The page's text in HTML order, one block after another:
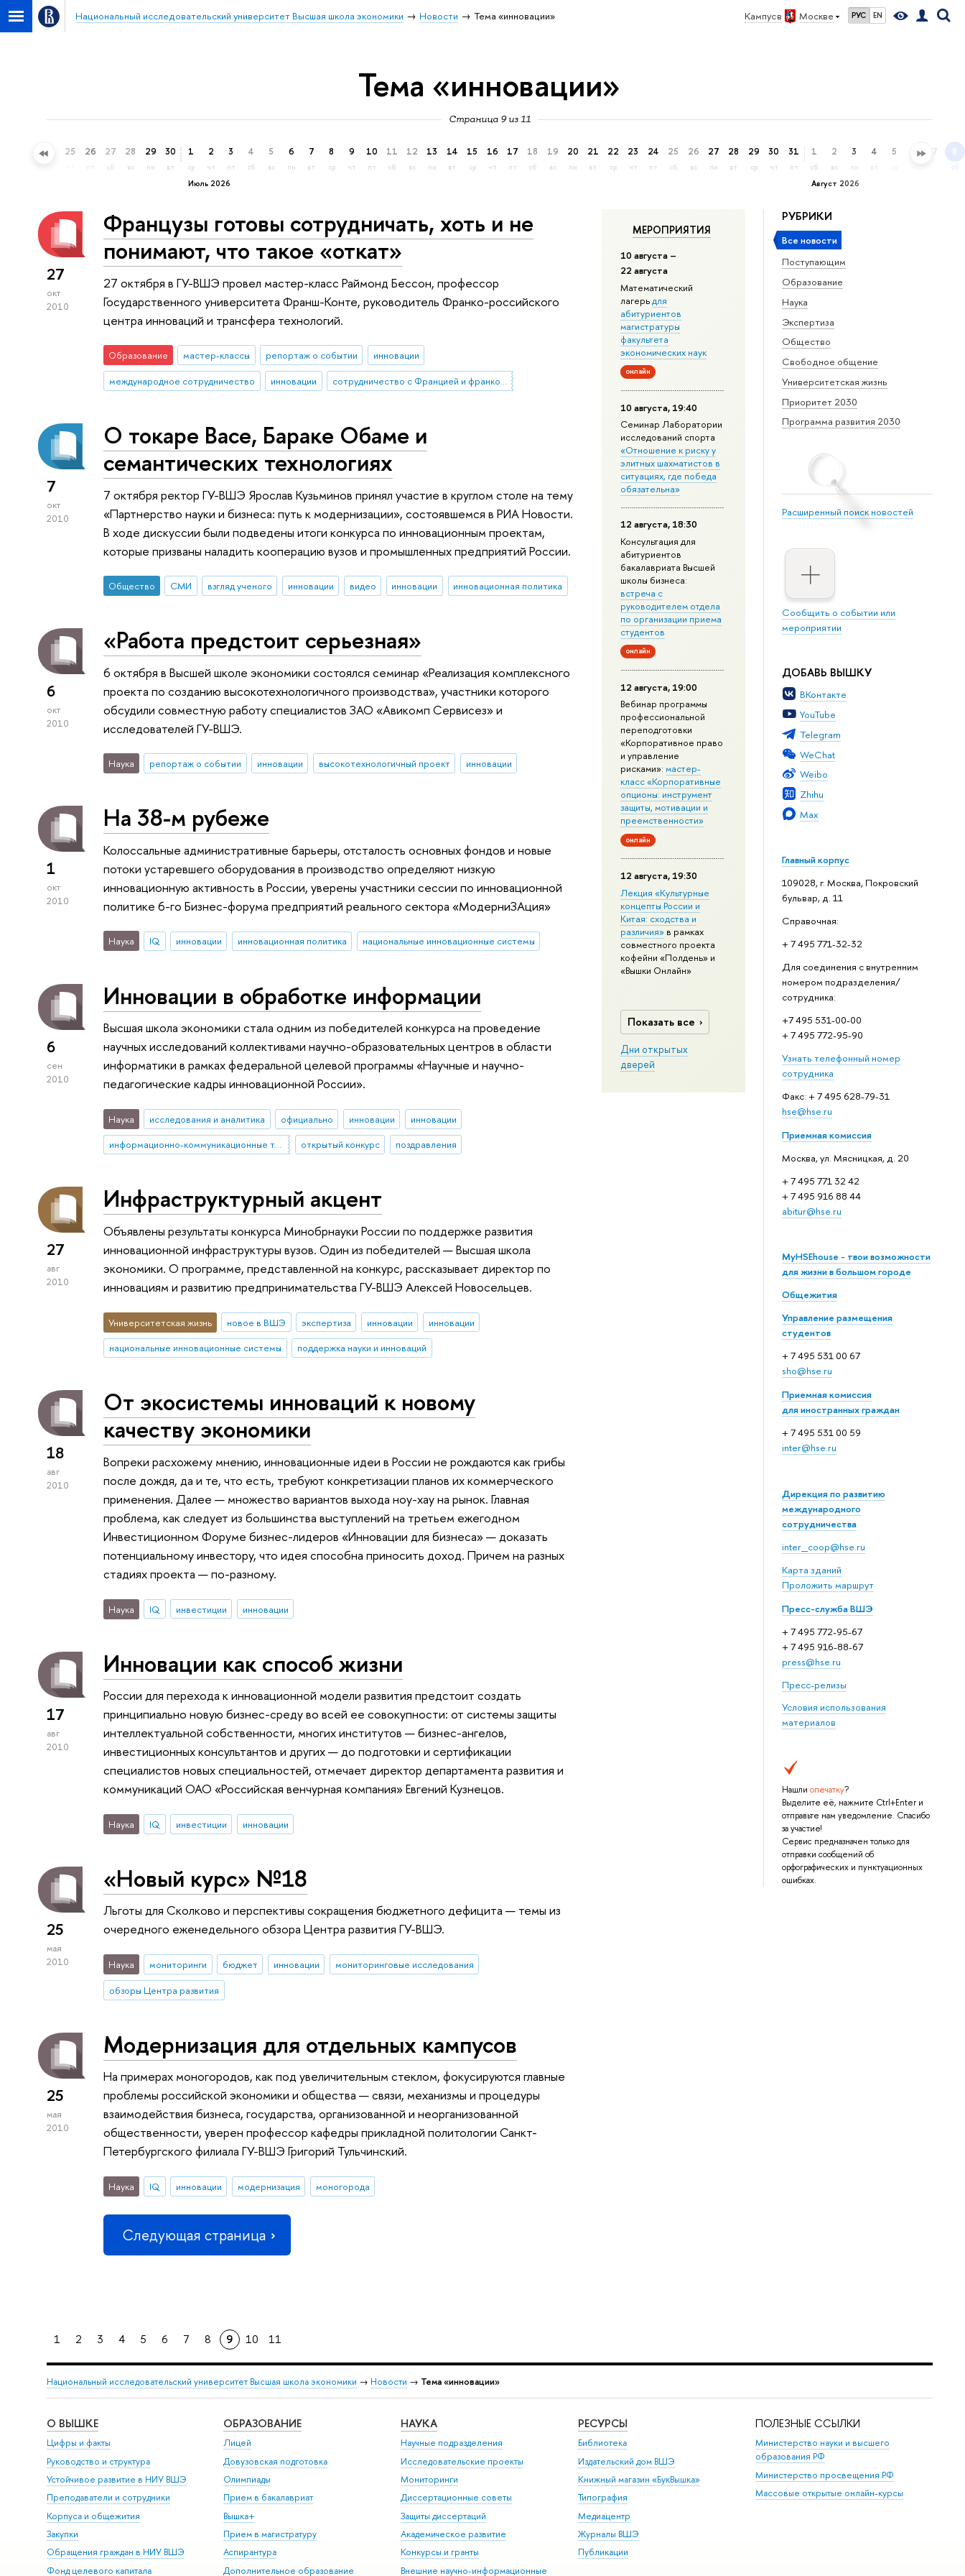
Кампус в Москве РУС EN
Национальный исследовательский университет Высшая школа экономики Новости Тема «инновации»
Тема «инновации»
Страница 9 из 11
24 25 26 27
сб
28
вс
29
пн
30
вт
Июль 2026
1
ср
2
чт
3
пт
4
сб
5
вс
6
пн
7
вт
8
ср
9
чт
10
пт
11
сб
12
вс
13
пн
14
вт
15
ср
16
чт
17
пт
18
сб
19
вс
20
пн
21
вт
22
ср
23
чт
24
пт
25
сб
26
вс
27
пн
28
вт
29
ср
30
чт
31
пт
Август 2026
1
сб
2
вс
3
пн
4 5 6 7 8
сб
РУБРИКИ
Все новости
Поступающим
Образование
Наука
Экспертиза
Общество
Свободное общение
Университетская жизнь
Приоритет 2030
Программа развития 2030
Расширенный поиск новостей
Сообщить о событии или
мероприятии
ДОБАВЬ ВЫШКУ
ВКонтакте
YouTube
Telegram
WeChat
Weibo
Zhihu
Max
Главный корпус
109028, г. Москва, Покровский
бульвар, д. 11
Справочная:
+ 7 495 771-32-32
Для соединения с внутренним
номером подразделения/
сотрудника:
+7 495 531-00-00
+ 7 495 772-95-90
Узнать телефонный номер
сотрудника
Факс: + 7 495 628-79-31
hse@hse.ru
Приемная комиссия
Москва, ул. Мясницкая, д. 20
+ 7 495 771 32 42
+ 7 495 916 88 44
abitur@hse.ru
MyHSEhouse - твои возможности
для жизни в большом городе
Общежития
Управление размещения
студентов
+ 7 495 531 00 67
sho@hse.ru
Приемная комиссия
для иностранных граждан
+ 7 495 531 00 59
inter@hse.ru
Дирекция по развитию
международного
сотрудничества
inter_coop@hse.ru
Карта зданий
Проложить маршрут
Пресс-служба ВШЭ
+ 7 495 772-95-67
+ 7 495 916-88-67
press@hse.ru
Пресс-релизы
Условия использования
материалов
Нашли опечатку?
Выделите её, нажмите Ctrl+Enter и
отправьте нам уведомление. Спасибо
за участие!
Сервис предназначен только для
отправки сообщений об
орфографических и пунктуационных
ошибках.
МЕРОПРИЯТИЯ
10 августа –
22 августа
Математический
лагерьдля
абитуриентов
магистратуры
факультета
экономических наук
онлайн
10 августа, 19:40
Семинар Лаборатории
исследований спорта
«Отношение к риску у
элитных шахматистов в
ситуациях, где победа
обязательна»
12 августа, 18:30
Консультация для
абитуриентов
бакалавриата Высшей
школы бизнеса:
встреча с
руководителем отдела
по организации приема
студентов
онлайн
12 августа, 19:00
Вебинар программы
профессиональной
переподготовки
«Корпоративное право
и управление
рисками»: мастер-
класс «Корпоративные
опционы: инструмент
защиты, мотивации и
преемственности»
онлайн
12 августа, 19:30
Лекция «Культурные
концепты России и
Китая: сходства и
различия»в рамках
совместного проекта
кофейни «Полдень» и
«Вышки Онлайн»
Показать все
Дни открытых
дверей
27
окт
2010
Французы готовы сотрудничать, хоть и не
понимают, что такое «откат»
27 октября в ГУ-ВШЭ провел мастер-класс Раймонд Бессон, профессор
Государственного университета Франш-Конте, руководитель Франко-российского
центра инноваций и трансфера технологий.
Образование мастер-классы репортаж о событии
инновации
международное сотрудничество
инновации сотрудничество с Францией и франкоязычными странами
7
окт
2010
О токаре Васе, Бараке Обаме и
семантических технологиях
7 октября ректор ГУ-ВШЭ Ярослав Кузьминов принял участие в круглом столе на тему
«Партнерство науки и бизнеса: путь к модернизации», состоявшемся в РИА Новости.
В ходе дискуссии были подведены итоги конкурса по инновационным проектам,
которые призваны наладить кооперацию вузов и промышленных предприятий России.
Общество СМИ взгляд ученого инновации видео инновации инновационная политика
6
окт
2010
«Работа предстоит серьезная»
6 октября в Высшей школе экономики состоялся семинар «Реализация комплексного
проекта по созданию высокотехнологичного производства», участники которого
обсудили совместную работу специалистов ЗАО «Авикомп Сервисез» и
исследователей ГУ-ВШЭ.
Наука репортаж о событии инновации высокотехнологичный проект инновации
1
окт
2010
На 38-м рубеже
Колоссальные административные барьеры, отсталость основных фондов и новые
потоки устаревшего оборудования в производство определяют низкую
инновационную активность в России, уверены участники сессии по инновационной
политике 6-го Бизнес-форума предприятий реального сектора «МодерниЗАция»
Наука IQ инновации инновационная политика национальные инновационные системы
6
сен
2010
Инновации в обработке информации
Высшая школа экономики стала одним из победителей конкурса на проведение
научных исследований коллективами научно-образовательных центров в области
информатики в рамках федеральной целевой программы «Научные и научно-
педагогические кадры инновационной России».
Наука исследования и аналитика официально инновации
инновации
информационно-коммуникационные технологии
открытый конкурс поздравления
27
авг
2010
Инфраструктурный акцент
Объявлены результаты конкурса Минобрнауки России по поддержке развития
инновационной инфраструктуры вузов. Один из победителей — Высшая школа
экономики. О программе, представленной на конкурс, рассказывает директор по
инновациям и развитию предпринимательства ГУ-ВШЭ Алексей Новосельцев.
Университетская жизнь новое в ВШЭ экспертиза инновации
инновации
национальные инновационные системы
поддержка науки и инноваций
18
авг
2010
От экосистемы инноваций к новому
качеству экономики
Вопреки расхожему мнению, инновационные идеи в России не рождаются как грибы
после дождя, да и те, что есть, требуют конкретизации планов их коммерческого
применения. Далее — множество вариантов выхода ноу-хау на рынок. Главная
проблема, как следует из большинства выступлений на третьем ежегодном
Инвестиционном Форуме бизнес-лидеров «Инновации для бизнеса» — доказать
потенциальному инвестору, что идея способна приносить доход. Причем на разных
стадиях проекта — по-разному.
Наука IQ инвестиции инновации
17
авг
2010
Инновации как способ жизни
России для перехода к инновационной модели развития предстоит создать
принципиально новую бизнес-среду во всей ее совокупности: от системы защиты
интеллектуальной собственности, многих институтов — бизнес-ангелов,
инвестиционных консультантов и других — до подготовки и сертификации
специалистов новых специальностей, отмечает директор департамента развития и
коммуникаций ОАО «Российская венчурная компания» Евгений Кузнецов.
Наука IQ инвестиции инновации
25
мая
2010
«Новый курс» №18
Льготы для Сколково и перспективы сокращения бюджетного дефицита — темы из
очередного еженедельного обзора Центра развития ГУ-ВШЭ.
Наука мониторинги бюджет инновации
мониторинговые исследования
обзоры Центра развития
25
мая
2010
Модернизация для отдельных кампусов
На примерах моногородов, как под увеличительным стеклом, фокусируются главные
проблемы российской экономики и общества — связи, механизмы и процедуры
взаимодействия бизнеса, государства, организованной и неорганизованной
общественности, уверен профессор кафедры прикладной политологии Санкт-
Петербургского филиала ГУ-ВШЭ Григорий Тульчинский.
Наука IQ инновации модернизация моногорода
Следующая страница
1 2 3 4 5 6 7 8 9 10 11
Национальный исследовательский университет Высшая школа экономики → Новости → Тема «инновации»
О ВЫШКЕ
Цифры и факты
Руководство и структура
Устойчивое развитие в НИУ ВШЭ
Преподаватели и сотрудники
Корпуса и общежития
Закупки
Обращения граждан в НИУ ВШЭ
Фонд целевого капитала
ОБРАЗОВАНИЕ
Лицей
Довузовская подготовка
Олимпиады
Прием в бакалавриат
Вышка+
Прием в магистратуру
Аспирантура
Дополнительное образование
НАУКА
Научные подразделения
Исследовательские проекты
Мониторинги
Диссертационные советы
Защиты диссертаций
Академическое развитие
Конкурсы и гранты
Внешние научно-информационные
РЕСУРСЫ
Библиотека
Издательский дом ВШЭ
Книжный магазин «БукВышка»
Типография
Медиацентр
Журналы ВШЭ
Публикации
ПОЛЕЗНЫЕ ССЫЛКИ
Министерство науки и высшего
образования РФ
Министерство просвещения РФ
Массовые открытые онлайн-курсы